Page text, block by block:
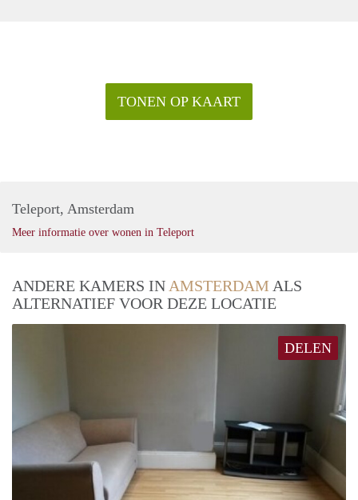
TONEN OP KAART
Teleport, Amsterdam
Meer informatie over wonen in Teleport
ANDERE KAMERS IN AMSTERDAM ALS
ALTERNATIEF VOOR DEZE LOCATIE
DELEN